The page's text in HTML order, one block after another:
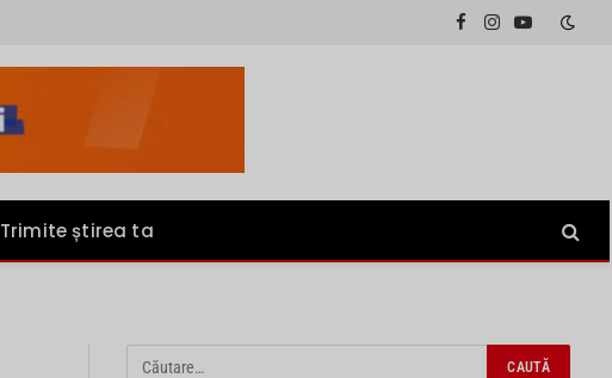
Facebook
InstagramYouTube
Trimite știrea ta